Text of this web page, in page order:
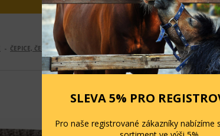
- ČEPICE, ČELENKY, KŠILTOVKY
SLEVA 5% PRO
Pro naše registrované zákazníky nabízíme